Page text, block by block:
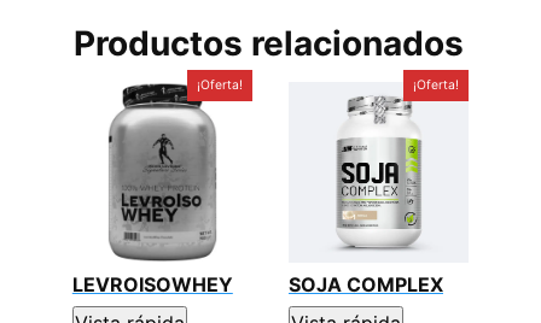
Productos relacionados
¡Oferta!
LEVROISOWHEY
¡Oferta!
SOJA COMPLEX